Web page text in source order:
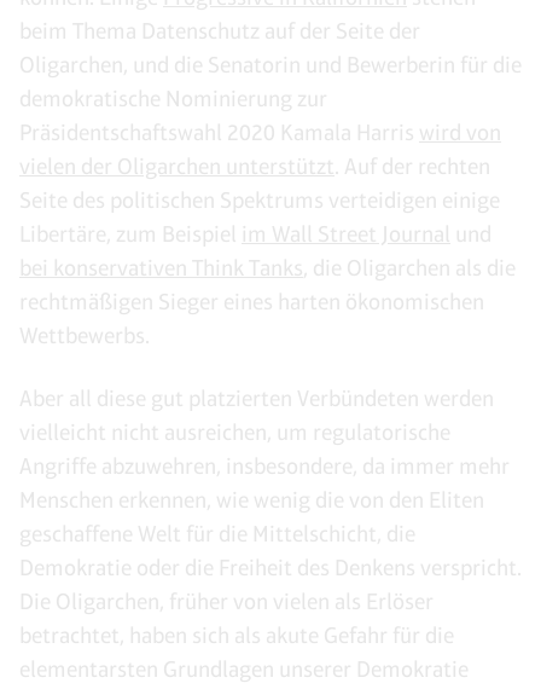
beim Thema Datenschutz auf der Seite der
Oligarchen, und die Senatorin und Bewerberin für die
demokratische Nominierung zur
Präsidentschaftswahl 2020 Kamala Harris wird von
vielen der Oligarchen unterstützt . Auf der rechten
Seite des politischen Spektrums verteidigen einige
Libertäre, zum Beispiel im Wall Street Journal und
bei konservativen Think Tanks, die Oligarchen als die
rechtmäßigen Sieger eines harten ökonomischen
Wettbewerbs.
Aber all diese gut platzierten Verbündeten werden
vielleicht nicht ausreichen, um regulatorische
Angriffe abzuwehren, insbesondere, da immer mehr
Menschen erkennen, wie wenig die von den Eliten
geschaffene Welt für die Mittelschicht, die
Demokratie oder die Freiheit des Denkens verspricht.
Die Oligarchen, früher von vielen als Erlöser
betrachtet, haben sich als akute Gefahr für die
elementarsten Grundlagen unserer Demokratie